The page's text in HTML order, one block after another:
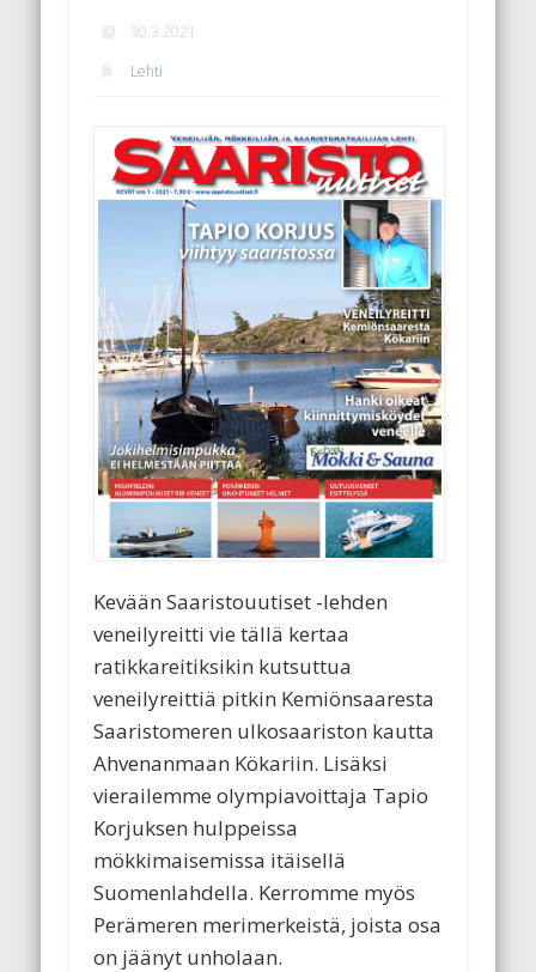
30.3.2021
Lehti
Kevään Saaristouutiset -lehden
veneilyreitti vie tällä kertaa
ratikkareitiksikin kutsuttua
veneilyreittiä pitkin Kemiönsaaresta
Saaristomeren ulkosaariston kautta
Ahvenanmaan Kökariin. Lisäksi
vierailemme olympiavoittaja Tapio
Korjuksen hulppeissa
mökkimaisemissa itäisellä
Suomenlahdella. Kerromme myös
Perämeren merimerkeistä, joista osa
on jäänyt unholaan.